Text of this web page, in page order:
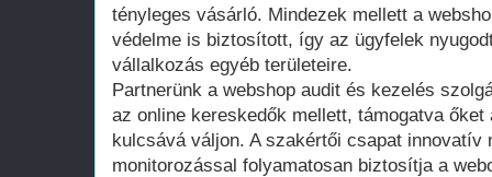
tényleges vásárló. Mindezek mellett a
védelme is biztosított, így az ügyfelek
vállalkozás egyéb területeire.
Partnerünk a webshop audit és kezelés
az online kereskedők mellett, támogatva
kulcsává váljon. A szakértői csapat innovatív
monitorozással folyamatosan biztosítja a